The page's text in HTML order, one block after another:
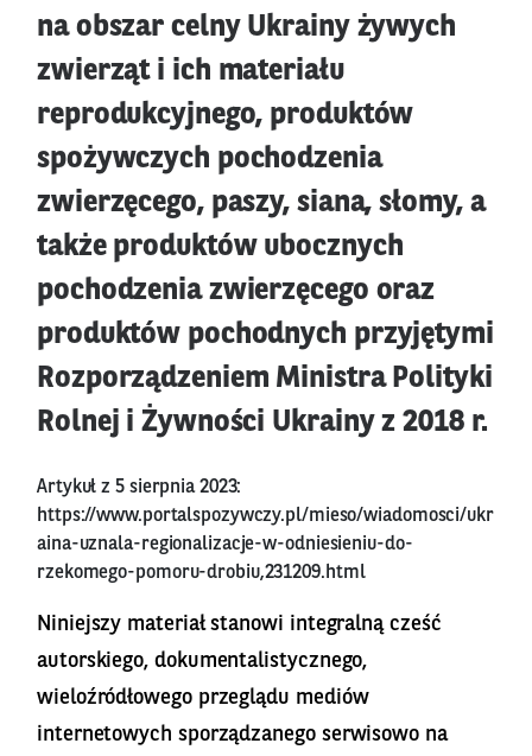
na obszar celny Ukrainy żywych
zwierząt i ich materiału
reprodukcyjnego, produktów
spożywczych pochodzenia
zwierzęcego, paszy, siana, słomy, a
także produktów ubocznych
pochodzenia zwierzęcego oraz
produktów pochodnych przyjętymi
Rozporządzeniem Ministra Polityki
Rolnej i Żywności Ukrainy z 2018 r.
Artykuł z 5 sierpnia 2023:
https://www.portalspozywczy.pl/mieso/wiadomosci/ukr
aina-uznala-regionalizacje-w-odniesieniu-do-
rzekomego-pomoru-drobiu,231209.html
Niniejszy materiał stanowi integralną cześć
autorskiego, dokumentalistycznego,
wieloźródłowego przeglądu mediów
internetowych sporządzanego serwisowo na